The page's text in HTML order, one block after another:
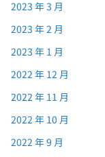
2023 年 3 月
2023 年 2 月
2023 年 1 月
2022 年 12 月
2022 年 11 月
2022 年 10 月
2022 年 9 月